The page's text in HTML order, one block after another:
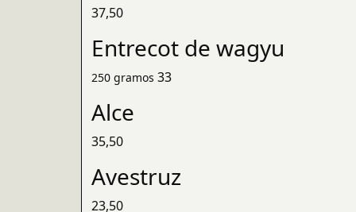
37,50
Entrecot de wagyu
250 gramos 33
Alce
35,50
Avestruz
23,50